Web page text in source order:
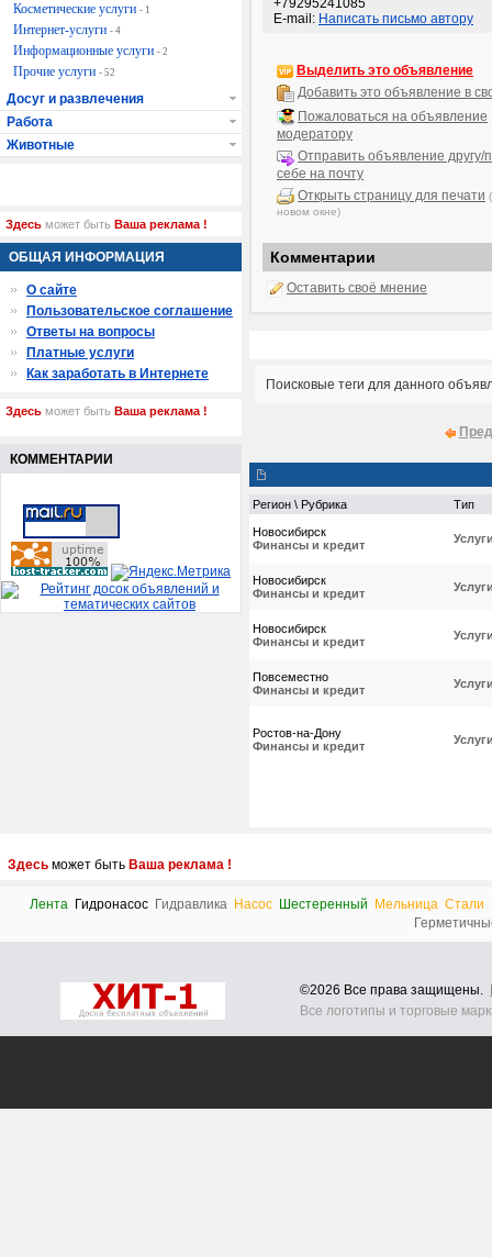
+79295241085
E-mail: Написать письмо автору
Выделить это объявление
Добавить это объявление в
Пожаловаться на объявление
модератору
Отправить объявление другу/
себе на почту
Открыть страницу для печати
новом окне)
Комментарии
Оставить своё мнение
Поисковые теги для данного
Регион \ Рубрика Тип
Новосибирск
Финансы и кредит
Новосибирск
Финансы и кредит
Новосибирск
Финансы и кредит
Повсеместно
Финансы и кредит
Ростов-на-Дону
Финансы и кредит
Косметические услуги - 1
Интернет-услуги - 4
Информационные услуги - 2
Прочие услуги - 52
Досуг и развлечения
Работа
Животные
Здесь может быть Ваша реклама !
ОБЩАЯ ИНФОРМАЦИЯ
О сайте
Пользовательское соглашение
Ответы на вопросы
Платные услуги
Как заработать в Интернете
Здесь может быть Ваша реклама !
КОММЕНТАРИИ
Здесь может быть Ваша реклама !
Лента Гидронасос Гидравлика Насос Шестеренный Мельница Стали
©2026 Все права защищены.
Все логотипы и торговые